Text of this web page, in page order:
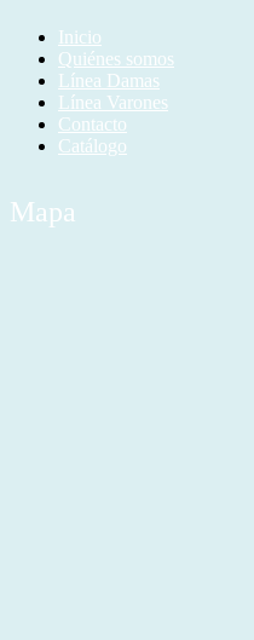
Inicio
Quiénes somos
Línea Damas
Línea Varones
Contacto
Catálogo
Mapa